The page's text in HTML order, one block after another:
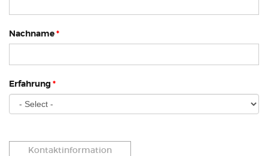
Nachname*
Erfahrung *
Kontaktinformation